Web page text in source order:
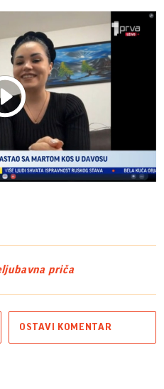
Play
ljubavna priča
OSTAVI KOMENTAR